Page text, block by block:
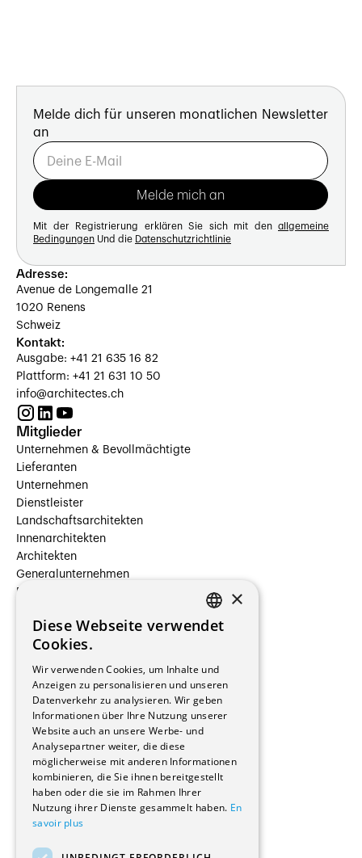
Melde dich für unseren monatlichen Newsletter
an
Mit der Registrierung erklären Sie sich mit den allgemeine
Bedingungen Und die Datenschutzrichtlinie
Adresse:
Avenue de Longemalle 21
1020 Renens
Schweiz
Kontakt:
Ausgabe: +41 21 635 16 82
Plattform: +41 21 631 10 50
info@architectes.ch
Mitglieder
Unternehmen & Bevollmächtigte
Lieferanten
Unternehmen
Dienstleister
Landschaftsarchitekten
Innenarchitekten
Architekten
Generalunternehmen
Beauftragte Unternehmen
Hersteller/Lieferanten
Bauherrschaften
Immobilienverwaltungsgesellschaften
Stockwerkeigentum
Reportagen
Wohnungen
Renovierungen
Innere Umbauten
Gastgewerbe und Tourismus
Verwaltungsgebäude und Geschäfte
Schuleinrichtungen
Medizinische Einrichtungen
FRENCH
×
Diese Webseite verwendet
Cookies.
Wir verwenden Cookies, um Inhalte und
Anzeigen zu personalisieren und unseren
Datenverkehr zu analysieren. Wir geben
Informationen über Ihre Nutzung unserer
Website auch an unsere Werbe- und
Analysepartner weiter, die diese
möglicherweise mit anderen Informationen
kombinieren, die Sie ihnen bereitgestellt
haben oder die sie im Rahmen Ihrer
Nutzung ihrer Dienste gesammelt haben. En
savoir plus